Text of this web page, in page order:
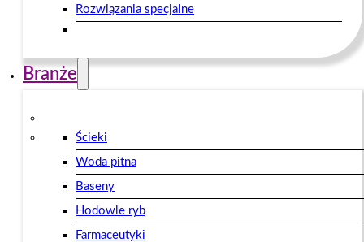
Rozwiązania specjalne
Branże
Ścieki
Woda pitna
Baseny
Hodowle ryb
Farmaceutyki